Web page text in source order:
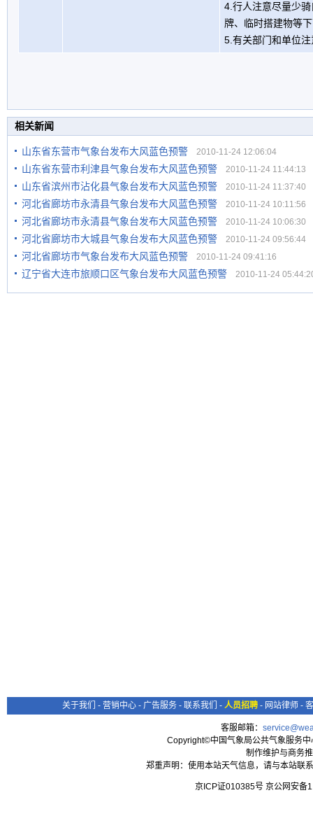
4.行人注意尽量少
牌、临时搭建物等
5.有关部门和单位
相关新闻
山东省东营市气象台发布大风蓝色预警 2010-11-24 12:06:04
山东省东营市利津县气象台发布大风蓝色预警 2010-11-24 11:44:13
山东省滨州市沾化县气象台发布大风蓝色预警 2010-11-24 11:37:40
河北省廊坊市永清县气象台发布大风蓝色预警 2010-11-24 10:11:56
河北省廊坊市永清县气象台发布大风蓝色预警 2010-11-24 10:06:30
河北省廊坊市大城县气象台发布大风蓝色预警 2010-11-24 09:56:44
河北省廊坊市气象台发布大风蓝色预警 2010-11-24 09:41:16
辽宁省大连市旅顺口区气象台发布大风蓝色预警 2010-11-24
关于我们 - 营销中心 - 广告服务 - 联系我们 - 人员招聘 - 网站律师 -
客服邮箱：
Copyright©中国气象局公共气象服务
制作维护与商务
郑重声明：使用本站天气信息，请与本站联
京ICP证010385号 京公网安备